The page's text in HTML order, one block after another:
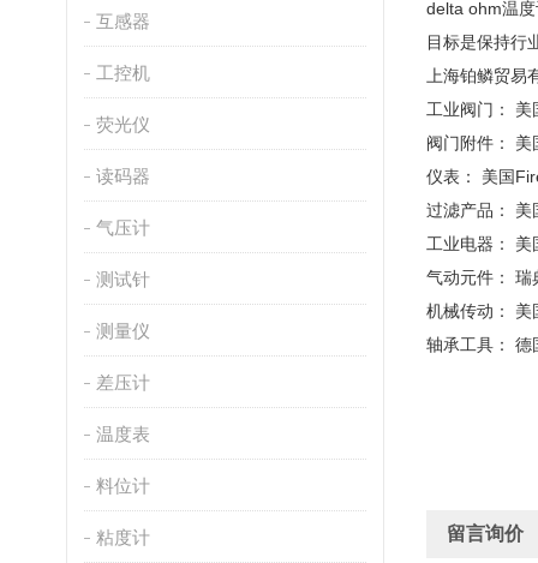
互感器
工控机
荧光仪
读码器
气压计
测试针
测量仪
差压计
温度表
料位计
粘度计
delta ohm温
目标是保持行
上海铂鳞贸易
工业阀门：
阀门附件：
仪表： 美国
过滤产品： 美
工业电器：
气动元件： 瑞
机械传动： 美
轴承工具： 德
留言询价